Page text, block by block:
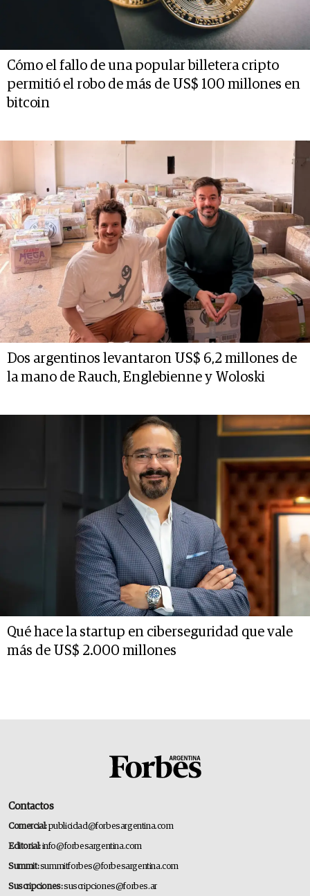
Cómo el fallo de una popular billetera cripto
permitió el robo de más de US$ 100 millones en
bitcoin
Dos argentinos levantaron US$ 6,2 millones de
la mano de Rauch, Englebienne y Woloski
Qué hace la startup en ciberseguridad que vale
más de US$ 2.000 millones
Contactos
Comercial:publicidad@forbesargentina.com
Editorial:info@forbesargentina.com
Summit:summitforbes@forbesargentina.com
Suscripciones:suscripciones@forbes.ar